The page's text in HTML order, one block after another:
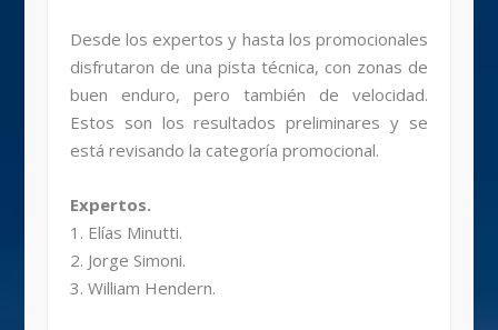
Desde los expertos y hasta los promocionales
disfrutaron de una pista técnica, con zonas de
buen enduro, pero también de velocidad.
Estos son los resultados preliminares y se
está revisando la categoría promocional.
Expertos.
1. Elías Minutti.
2. Jorge Simoni.
3. William Hendern.